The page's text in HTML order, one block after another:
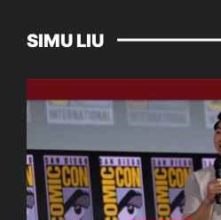
SIMU LIU